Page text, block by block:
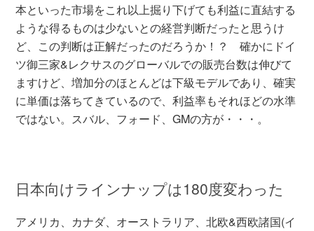
本といった市場をこれ以上掘り下げても利益に直結する
ような得るものは少ないとの経営判断だったと思うけ
ど、この判断は正解だったのだろうか！？ 確かにドイ
ツ御三家&レクサスのグローバルでの販売台数は伸びて
ますけど、増加分のほとんどは下級モデルであり、確実
に単価は落ちてきているので、利益率もそれほどの水準
ではない。スバル、フォード、GMの方が・・・。
日本向けラインナップは180度変わった
アメリカ、カナダ、オーストラリア、北欧&西欧諸国(イ